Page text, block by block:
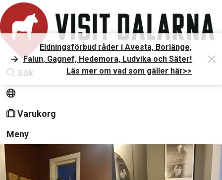
Sök
Varukorg
Meny
Eldningsförbud råder i Avesta, Borlänge,
Falun, Gagnef, Hedemora, Ludvika och Säter!
Läs mer om vad som gäller här>>